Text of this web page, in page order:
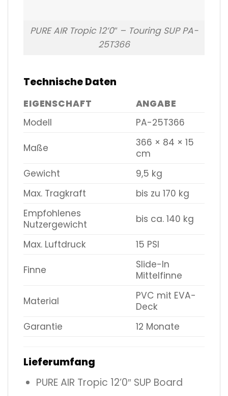
PURE AIR Tropic 12’0″ – Touring SUP PA-
25T366
Technische Daten
EIGENSCHAFT
ANGABE
Modell
PA-25T366
Maße
366 × 84 × 15
cm
Gewicht
9,5 kg
Max. Tragkraft
bis zu 170 kg
Empfohlenes
Nutzergewicht
bis ca. 140 kg
Max. Luftdruck 15 PSI
Finne
Slide-In
Mittelfinne
Material
PVC mit EVA-
Deck
Garantie
12 Monate
Lieferumfang
PURE AIR Tropic 12’0″ SUP Board